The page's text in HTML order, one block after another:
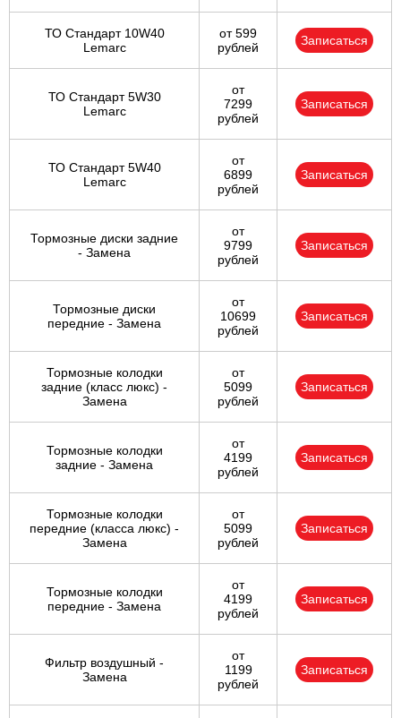
ТО Стандарт 10W40
Lemarc
от 599
рублей
Записаться
ТО Стандарт 5W30
Lemarc
от
7299
рублей
Записаться
ТО Стандарт 5W40
Lemarc
от
6899
рублей
Записаться
Тормозные диски задние
- Замена
от
9799
рублей
Записаться
Тормозные диски
передние - Замена
от
10699
рублей
Записаться
Тормозные колодки
задние (класс люкс) -
Замена
от
5099
рублей
Записаться
Тормозные колодки
задние - Замена
от
4199
рублей
Записаться
Тормозные колодки
передние (класса люкс) -
Замена
от
5099
рублей
Записаться
Тормозные колодки
передние - Замена
от
4199
рублей
Записаться
Фильтр воздушный -
Замена
от
1199
рублей
Записаться